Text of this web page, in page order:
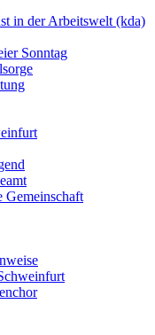
in der Arbeitswelt (kda)
Sonntag
Gemeinschaft